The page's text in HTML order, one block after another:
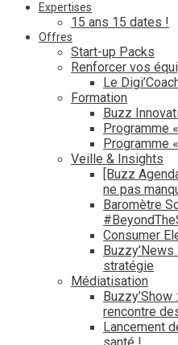
Expertises
15 ans 15 dates !
Offres
Start-up Packs
Renforcer vos
Le
Formation
Buzz
Programme
Programme
Veille & Insights
[Buzz
ne pas
Baromètre
Consumer
stratégie
Médiatisation
rencontre
Lancement